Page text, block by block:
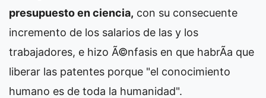
presupuesto en ciencia, con su consecuente
incremento de los salarios de las y los
trabajadores, e hizo Ã©nfasis en que habrÃ­a que
liberar las patentes porque "el conocimiento
humano es de toda la humanidad".